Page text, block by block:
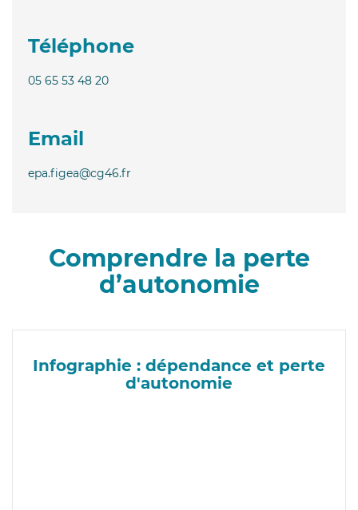
Téléphone
05 65 53 48 20
Email
epa.figea@cg46.fr
Comprendre la perte
d’autonomie
Infographie : dépendance et perte
d'autonomie